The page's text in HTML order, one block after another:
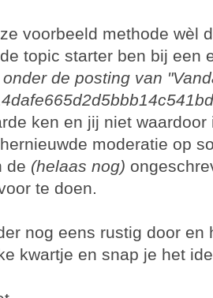
voorbeeld methode wèl
topic starter ben bij een
de posting van
ken en jij niet
moderatie op
de (helaas nog)
te doen.
nog eens rustig door
kwartje en snap je het